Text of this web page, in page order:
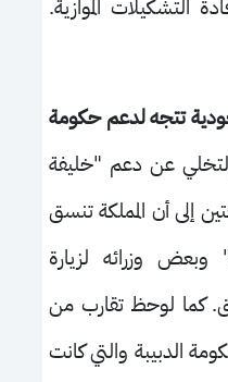
الموازية.
تتجه لدعم حكومة
عن دعم "خليفة
إلى أن المملكة تنسق
وبعض وزرائه لزيارة
كما لوحظ تقارب من
الدبيبة والتي كانت